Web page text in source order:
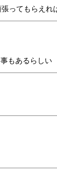
ってもらえれ
もあるらしい